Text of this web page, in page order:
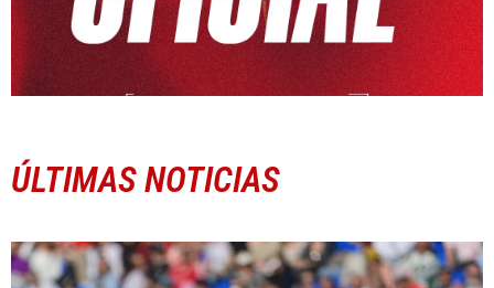
ÚLTIMAS NOTICIAS